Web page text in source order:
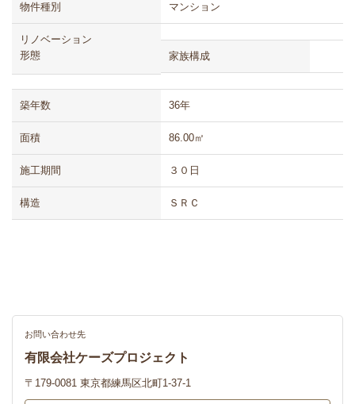
物件種別 マンション
リノベーション
形態
家族構成
築年数 36年
面積 86.00㎡
施工期間 ３０日
構造 ＳＲＣ
お問い合わせ先
有限会社ケーズプロジェクト
〒179-0081 東京都練馬区北町1-37-1